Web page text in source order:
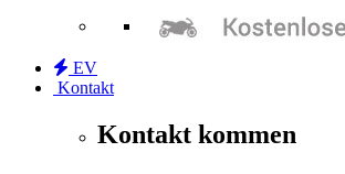
EV
Kontakt
Kontakt kommen